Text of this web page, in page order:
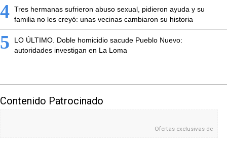
4 Tres hermanas sufrieron abuso sexual, pidieron ayuda y su
familia no les creyó: unas vecinas cambiaron su historia
5
LO ÚLTIMO. Doble homicidio sacude Pueblo Nuevo:
autoridades investigan en La Loma
Contenido Patrocinado
Ofertas exclusivas de